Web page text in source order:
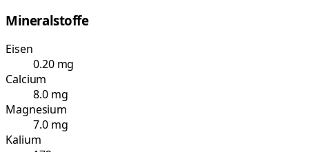
Mineralstoffe
Eisen
0.20 mg
Calcium
8.0 mg
Magnesium
7.0 mg
Kalium